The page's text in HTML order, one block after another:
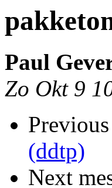
Paul
Zo Okt 9
(ddtp)
Next